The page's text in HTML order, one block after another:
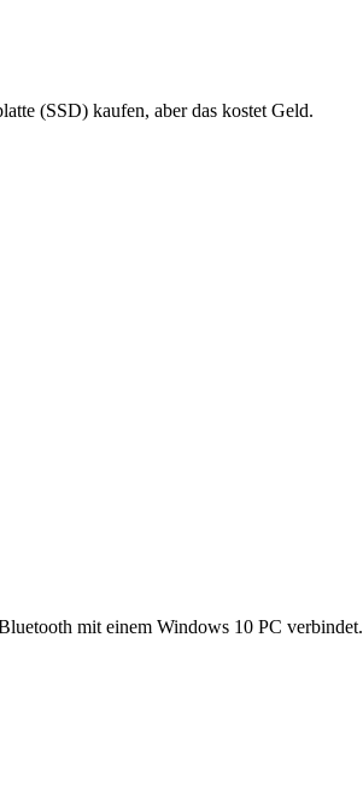
(SSD) kaufen, aber das kostet Geld.
mit einem Windows 10 PC verbindet.